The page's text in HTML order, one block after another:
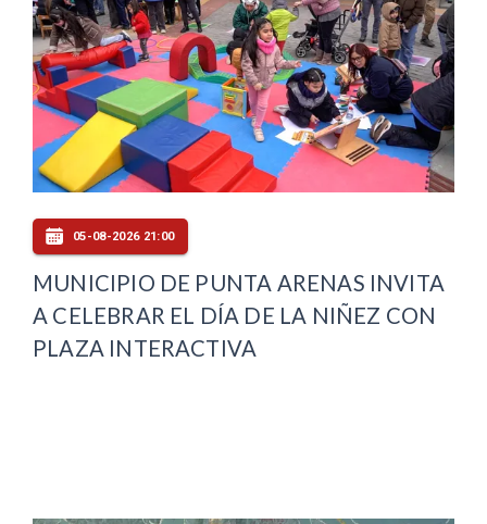
05-08-2026 21:00
MUNICIPIO DE PUNTA ARENAS INVITA
A CELEBRAR EL DÍA DE LA NIÑEZ CON
PLAZA INTERACTIVA